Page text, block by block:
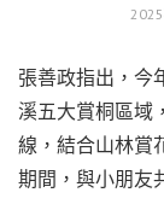
張善政指出，今
溪五大賞桐區域
線，結合山林賞
期間，與小朋友